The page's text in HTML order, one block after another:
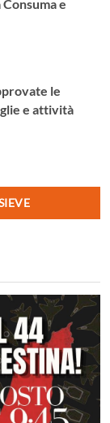
e
le
e attività